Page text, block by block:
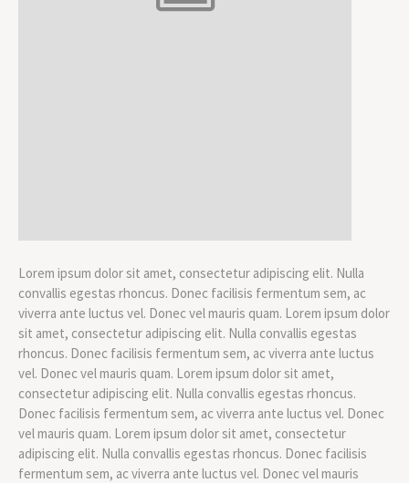
Lorem ipsum dolor sit amet, consectetur adipiscing elit. Nulla
convallis egestas rhoncus. Donec facilisis fermentum sem, ac
viverra ante luctus vel. Donec vel mauris quam. Lorem ipsum dolor
sit amet, consectetur adipiscing elit. Nulla convallis egestas
rhoncus. Donec facilisis fermentum sem, ac viverra ante luctus
vel. Donec vel mauris quam. Lorem ipsum dolor sit amet,
consectetur adipiscing elit. Nulla convallis egestas rhoncus.
Donec facilisis fermentum sem, ac viverra ante luctus vel. Donec
vel mauris quam. Lorem ipsum dolor sit amet, consectetur
adipiscing elit. Nulla convallis egestas rhoncus. Donec facilisis
fermentum sem, ac viverra ante luctus vel. Donec vel mauris